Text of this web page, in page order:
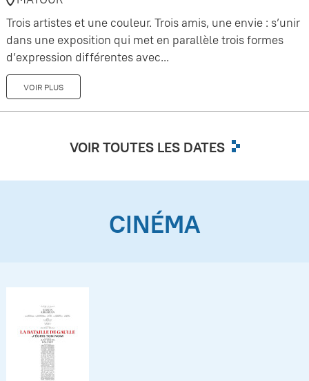
Trois artistes et une couleur. Trois amis, une envie : s’unir
dans une exposition qui met en parallèle trois formes
d’expression différentes avec...
VOIR PLUS
VOIR TOUTES LES DATES
CINÉMA